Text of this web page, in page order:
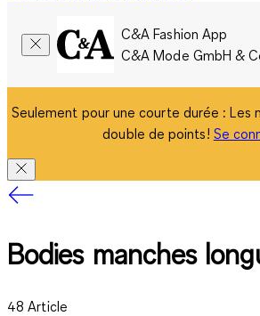
C&A Fashion App
C&A Mode GmbH &
Seulement pour une courte durée : Les
double de points! Se
Bodies manches
48 Article